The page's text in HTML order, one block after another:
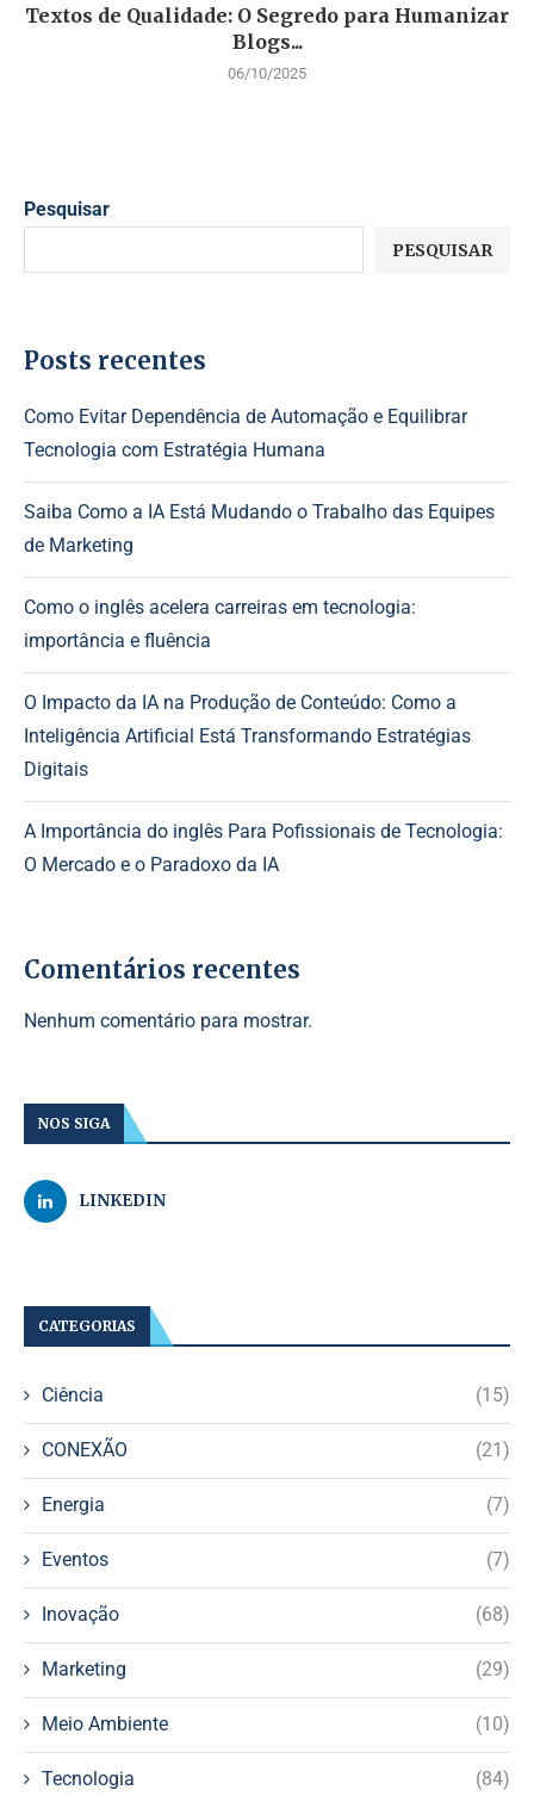
Textos de Qualidade: O Segredo para Humanizar
Blogs...
06/10/2025
Pesquisar
PESQUISAR
Posts recentes
Como Evitar Dependência de Automação e Equilibrar
Tecnologia com Estratégia Humana
Saiba Como a IA Está Mudando o Trabalho das Equipes
de Marketing
Como o inglês acelera carreiras em tecnologia:
importância e fluência
O Impacto da IA na Produção de Conteúdo: Como a
Inteligência Artificial Está Transformando Estratégias
Digitais
A Importância do inglês Para Pofissionais de Tecnologia:
O Mercado e o Paradoxo da IA
Comentários recentes
Nenhum comentário para mostrar.
NOS SIGA
LINKEDIN
CATEGORIAS
Ciência (15)
CONEXÃO (21)
Energia (7)
Eventos (7)
Inovação (68)
Marketing (29)
Meio Ambiente (10)
Tecnologia (84)